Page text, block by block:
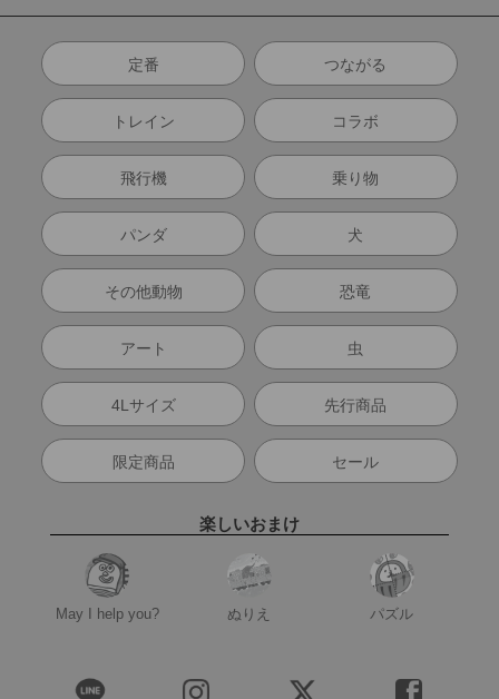
定番 つながる
トレイン コラボ
飛行機 乗り物
パンダ 犬
その他動物 恐竜
アート 虫
4Lサイズ 先行商品
限定商品 セール
楽しいおまけ
May I help you? ぬりえ パズル